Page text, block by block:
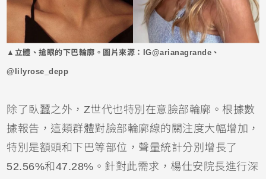
▲立體、搶眼的下巴輪廓。圖片來源：IG@arianagrande、
@lilyrose_depp
除了臥蠶之外，Z世代也特別在意臉部輪廓。根據數
據報告，這類群體對臉部輪廓線的關注度大幅增加，
特別是額頭和下巴等部位，聲量統計分別增長了
52.56%和47.28%。針對此需求，楊仕安院長進行深